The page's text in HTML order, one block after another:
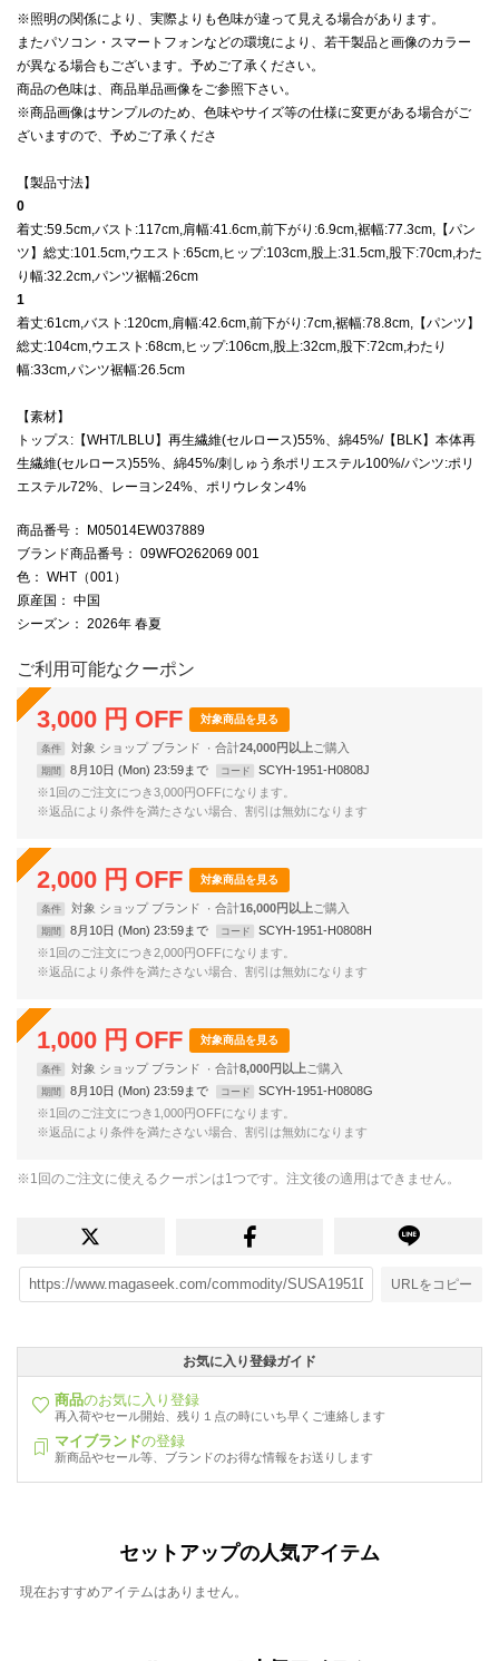
※照明の関係により、実際よりも色味が違って見える場合があります。
またパソコン・スマートフォンなどの環境により、若干製品と画像のカラー
が異なる場合もございます。予めご了承ください。
商品の色味は、商品単品画像をご参照下さい。
※商品画像はサンプルのため、色味やサイズ等の仕様に変更がある場合がご
ざいますので、予めご了承くださ
【製品寸法】
0
着丈:59.5cm,バスト:117cm,肩幅:41.6cm,前下がり:6.9cm,裾幅:77.3cm,【パン
ツ】総丈:101.5cm,ウエスト:65cm,ヒップ:103cm,股上:31.5cm,股下:70cm,わた
り幅:32.2cm,パンツ裾幅:26cm
1
着丈:61cm,バスト:120cm,肩幅:42.6cm,前下がり:7cm,裾幅:78.8cm,【パンツ】
総丈:104cm,ウエスト:68cm,ヒップ:106cm,股上:32cm,股下:72cm,わたり
幅:33cm,パンツ裾幅:26.5cm
【素材】
トップス:【WHT/LBLU】再生繊維(セルロース)55%、綿45%/【BLK】本体再
生繊維(セルロース)55%、綿45%/刺しゅう糸ポリエステル100%/パンツ:ポリ
エステル72%、レーヨン24%、ポリウレタン4%
商品番号 ： M05014EW037889
ブランド商品番号 ： 09WFO262069 001
色 ： WHT（001）
原産国 ： 中国
シーズン ： 2026年 春夏
ご利用可能なクーポン
3,000 円 OFF 対象商品を見る
条件 対象 ショップ ブランド 合計24,000円以上
期間 8月10日 (Mon) 23:59まで コード
SCYH-1951-H0808J
※1回のご注文につき3,000円OFFになります。
※返品により条件を満たさない場合、割引は無効になります
2,000 円 OFF 対象商品を見る
条件 対象 ショップ ブランド 合計16,000円以上
期間 8月10日 (Mon) 23:59まで コード
SCYH-1951-H0808H
※1回のご注文につき2,000円OFFになります。
※返品により条件を満たさない場合、割引は無効になります
1,000 円 OFF 対象商品を見る
条件 対象 ショップ ブランド 合計8,000円以上
期間 8月10日 (Mon) 23:59まで コード
SCYH-1951-H0808G
※1回のご注文につき1,000円OFFになります。
※返品により条件を満たさない場合、割引は無効になります
※1回のご注文に使えるクーポンは1つです。注文後の適用はできません。
URLをコピー
お気に入り登録ガイド
商品のお気に入り登録
再入荷やセール開始、残り１点の時にいち早くご連絡します
マイブランドの登録
新商品やセール等、ブランドのお得な情報をお送りします
セットアップの人気アイテム
現在おすすめアイテムはありません。